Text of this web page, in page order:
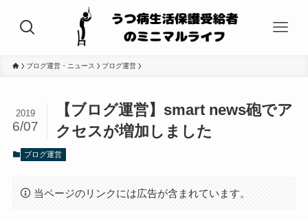
ブログ運営・ニュース ブログ運営
【ブログ運営】smart news砲でア
クセスが増加しました
2019
6/07
ブログ運営
当ページのリンクには広告が含まれています。